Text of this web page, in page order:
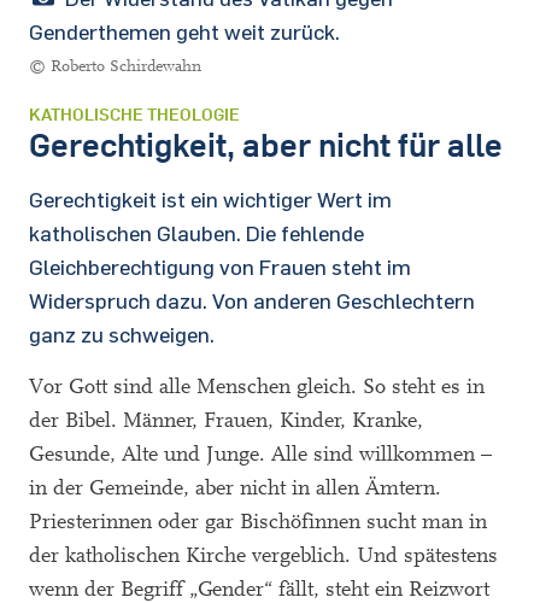
Genderthemen geht weit zurück.
© Roberto Schirdewahn
KATHOLISCHE THEOLOGIE
Gerechtigkeit, aber nicht für alle
Gerechtigkeit ist ein wichtiger Wert im
katholischen Glauben. Die fehlende
Gleichberechtigung von Frauen steht im
Widerspruch dazu. Von anderen Geschlechtern
ganz zu schweigen.
Vor Gott sind alle Menschen gleich. So steht es in
der Bibel. Männer, Frauen, Kinder, Kranke,
Gesunde, Alte und Junge. Alle sind willkommen –
in der Gemeinde, aber nicht in allen Ämtern.
Priesterinnen oder gar Bischöfinnen sucht man in
der katholischen Kirche vergeblich. Und spätestens
wenn der Begriff „Gender“ fällt, steht ein Reizwort